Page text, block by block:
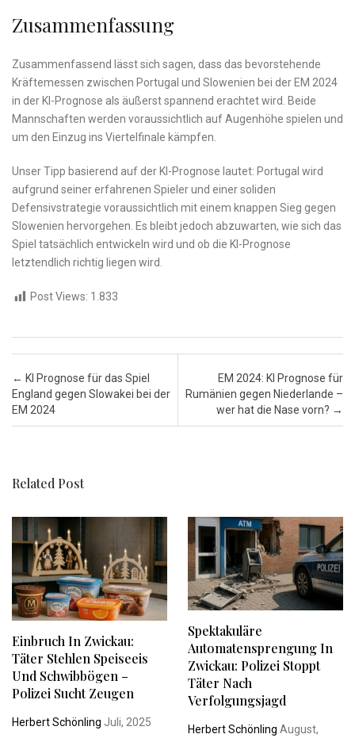
Zusammenfassung
Zusammenfassend lässt⁢ sich sagen, dass das bevorstehende
Kräftemessen​ zwischen Portugal und ‌Slowenien bei ‍der EM⁤ 2024
in der ⁣KI-Prognose ​als äußerst spannend erachtet⁢ wird. ​Beide
Mannschaften‍ werden voraussichtlich auf Augenhöhe spielen und​
um‍ den Einzug ins Viertelfinale kämpfen.
Unser⁤ Tipp basierend auf der KI-Prognose lautet: Portugal wird
aufgrund seiner ⁤erfahrenen Spieler und einer ‌soliden
Defensivstrategie voraussichtlich mit‌ einem knappen Sieg⁤ gegen
Slowenien‍ hervorgehen. Es bleibt⁢ jedoch ​abzuwarten, wie sich ⁢das
Spiel tatsächlich entwickeln wird und ​ob die KI-Prognose
letztendlich richtig liegen wird.
Post Views: 1.833
Post navigation
← KI Prognose für das Spiel
England gegen Slowakei bei der
EM 2024
EM 2024: KI Prognose für
Rumänien gegen Niederlande –
wer hat die Nase vorn? →
Related Post
Einbruch In Zwickau:
Täter Stehlen Speiseeis
Und Schwibbögen –
Polizei Sucht Zeugen
Herbert Schönling Juli, 2025
Spektakuläre
Automatensprengung In
Zwickau: Polizei Stoppt
Täter Nach
Verfolgungsjagd
Herbert Schönling August,